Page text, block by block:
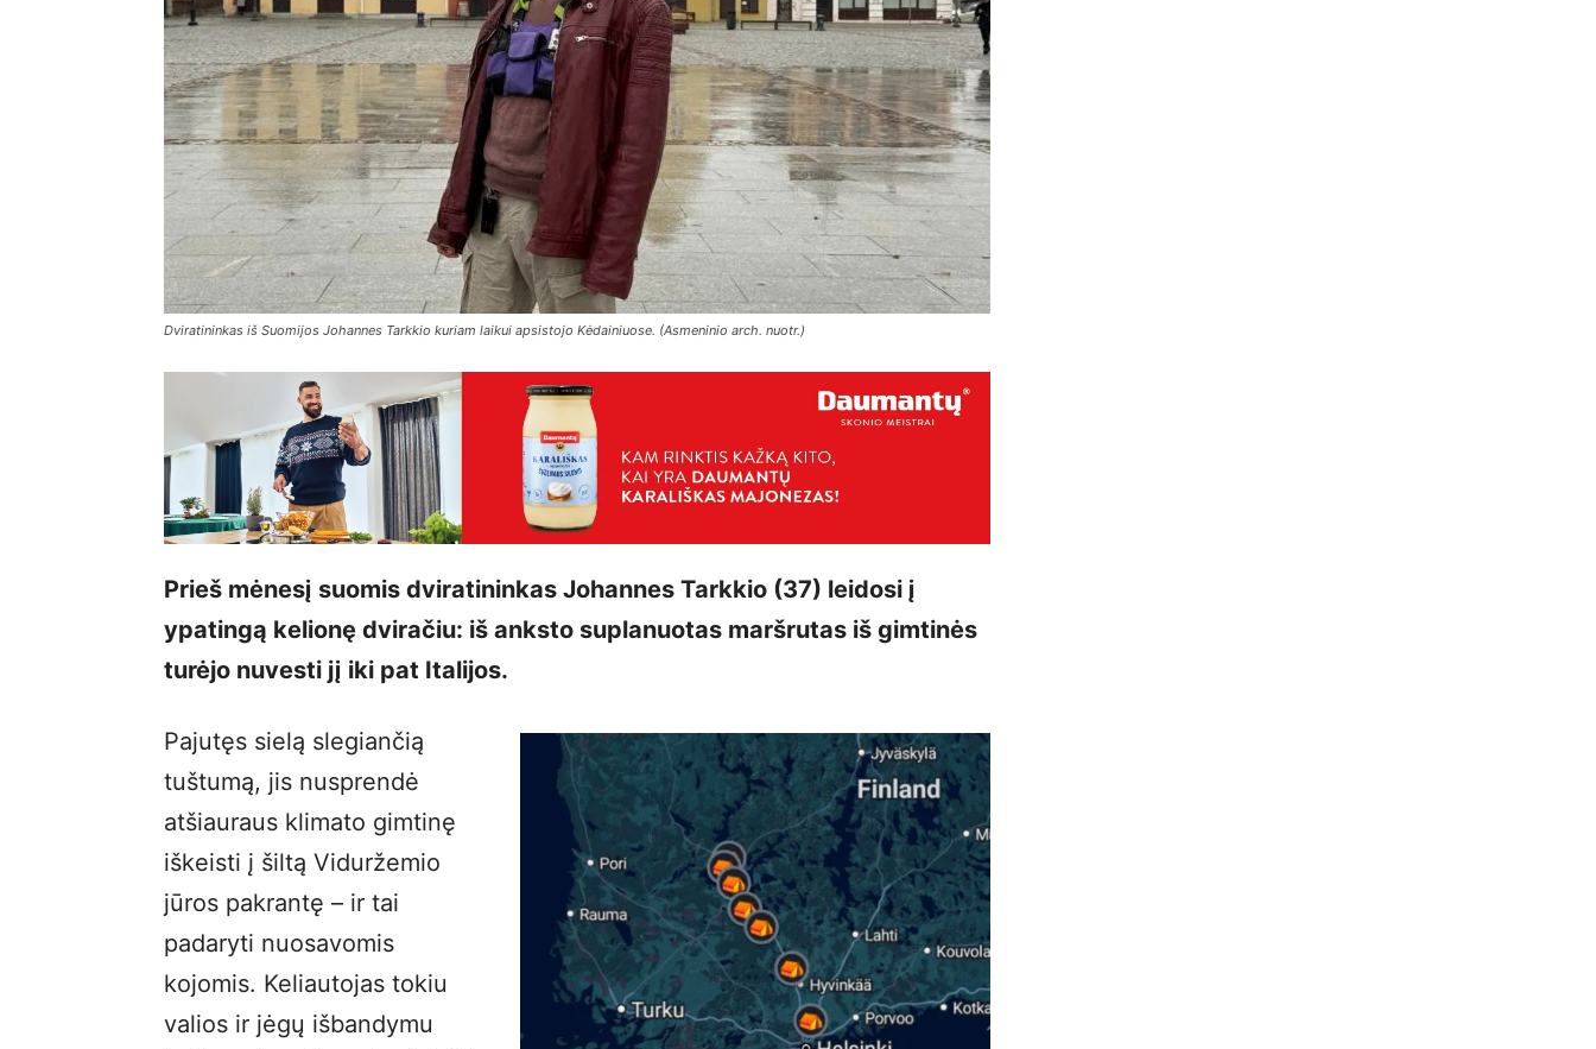
Dviratininkas iš Suomijos Johannes Tarkkio kuriam laikui apsistojo Kėdainiuose. (Asmeninio arch. nuotr.)
Prieš mėnesį suomis dviratininkas Johannes Tarkkio (37) leidosi į
ypatingą kelionę dviračiu: iš anksto suplanuotas maršrutas iš gimtinės
turėjo nuvesti jį iki pat Italijos.
Pajutęs sielą slegiančią
tuštumą, jis nusprendė
atšiauraus klimato gimtinę
iškeisti į šiltą Viduržemio
jūros pakrantę – ir tai
padaryti nuosavomis
kojomis. Keliautojas tokiu
valios ir jėgų išbandymu